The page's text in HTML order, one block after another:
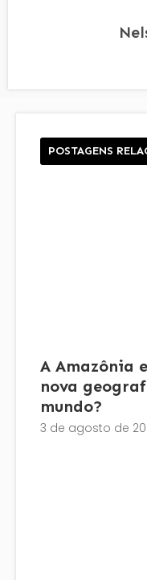
POSTAGENS
A Amazônia
nova
mundo?
3 de agosto de